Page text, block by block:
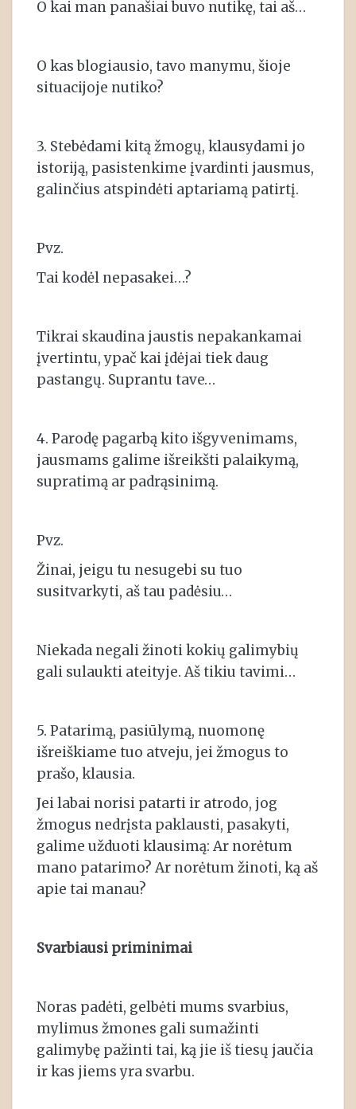
O kai man panašiai buvo nutikę, tai aš…
O kas blogiausio, tavo manymu, šioje
situacijoje nutiko?
3. Stebėdami kitą žmogų, klausydami jo
istoriją, pasistenkime įvardinti jausmus,
galinčius atspindėti aptariamą patirtį.
Pvz.
Tai kodėl nepasakei…?
Tikrai skaudina jaustis nepakankamai
įvertintu, ypač kai įdėjai tiek daug
pastangų. Suprantu tave…
4. Parodę pagarbą kito išgyvenimams,
jausmams galime išreikšti palaikymą,
supratimą ar padrąsinimą.
Pvz.
Žinai, jeigu tu nesugebi su tuo
susitvarkyti, aš tau padėsiu…
Niekada negali žinoti kokių galimybių
gali sulaukti ateityje. Aš tikiu tavimi…
5. Patarimą, pasiūlymą, nuomonę
išreiškiame tuo atveju, jei žmogus to
prašo, klausia.
Jei labai norisi patarti ir atrodo, jog
žmogus nedrįsta paklausti, pasakyti,
galime užduoti klausimą: Ar norėtum
mano patarimo? Ar norėtum žinoti, ką aš
apie tai manau?
Svarbiausi priminimai
Noras padėti, gelbėti mums svarbius,
mylimus žmones gali sumažinti
galimybę pažinti tai, ką jie iš tiesų jaučia
ir kas jiems yra svarbu.